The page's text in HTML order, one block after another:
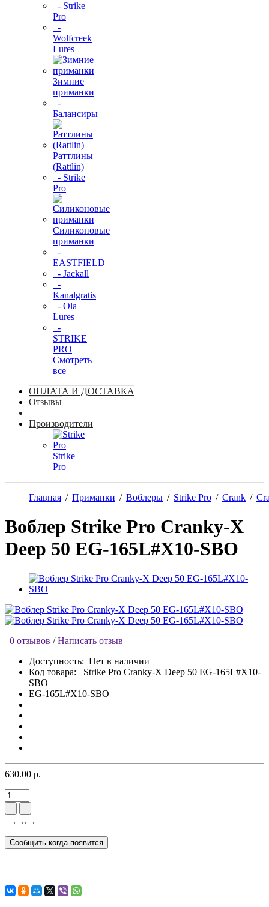
- Strike
Pro
-
Wolfcreek
Lures
Зимние
приманки
-
Балансиры
Раттлины
(Rattlin)
- Strike
Pro
Силиконовые
приманки
-
EASTFIELD
- Jackall
-
Kanalgratis
- Ola
Lures
-
STRIKE
PRO
Смотреть
все
ОПЛАТА И ДОСТАВКА
Отзывы
Производители
Strike
Pro
Главная / Приманки / Воблеры / Strike Pro / Crank /
Воблер Strike Pro Cranky-X
Deep 50 EG-165L#X10-SBO
0 отзывов / Написать отзыв
Доступность: Нет в наличии
Код товара:
Strike Pro Cranky-X Deep 50 EG-165L#X10-
SBO
EG-165L#X10-SBO
630.00 р.
Сообщить когда появится